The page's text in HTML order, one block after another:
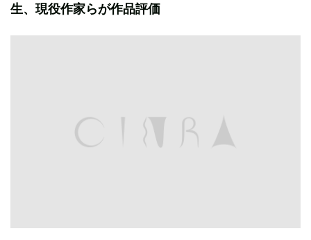
生、現役作家らが作品評価